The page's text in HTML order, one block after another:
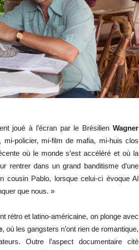
joué à l’écran par le Brésilien Wagner
policier, mi-film de mafia, mi-huis clos
où le monde s’est accéléré et où la
rentrer dans un grand banditisme d’une
cousin Pablo, lorsque celui-ci évoque Al
que nous. »
rétro et latino-américaine, on plonge avec
, où les gangsters n’ont rien de romantique,
Outre l’aspect documentaire cité